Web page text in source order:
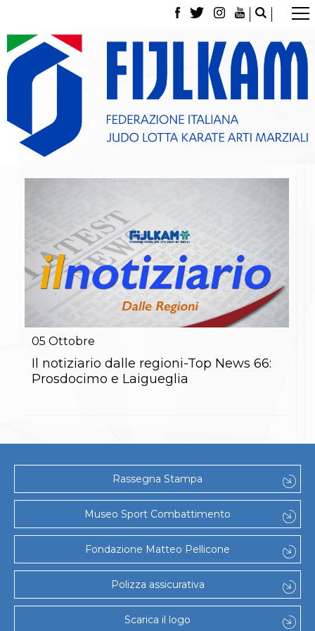
La Federazione
Tesseramento
Contatti
Norme e modulistica Affiliazioni e Tesseramenti
Classifica Società Sportive con più di 100 atleti
tesserati
Gare e Risultati
Partners
Trasparenza
Judo
La disciplina
News
Attività Didattica
Gare e Risultati
Albi Federali
Lotta
La disciplina
News
Karate
News
Gare e Risultati
Attività Didattica
Albi Federali
Arti marziali
Aikido
Ju Jitsu
Sumo
Capoeira
Grappling
BJJ
Pancrazio/Pankration
05 Ottobre
Il notiziario dalle regioni-Top News 66:
Prosdocimo e Laigueglia
Rassegna Stampa
Museo Sport Combattimento
Fondazione Matteo Pellicone
Polizza assicurativa
Scarica il logo